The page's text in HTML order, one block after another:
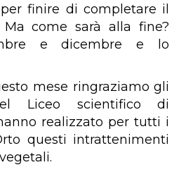
finire di completare il
Ma come sarà alla fine?
e dicembre e lo
mese ringraziamo gli
Liceo scientifico di
realizzato per tutti i
questi intrattenimenti